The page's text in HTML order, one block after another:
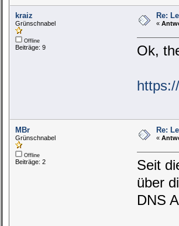
kraiz
Grünschnabel
Offline
Beiträge: 9
Re:
«
Ok,
MBr
Grünschnabel
Offline
Beiträge: 2
Re:
«
Seit
über
DNS